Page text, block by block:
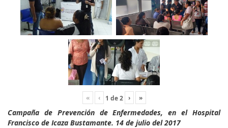
« ‹ 1 de2 › »
Campaña de Prevención de Enfermedades, en el Hospital
Francisco de Icaza Bustamante. 14 de julio del 2017